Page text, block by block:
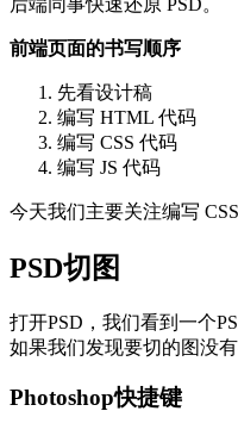
前端页面的书写顺序
先看设计稿
编写 HTML 代码
编写 CSS 代码
编写 JS 代码
今天我们主要关注编写
PSD切图
打开PSD，我们看到一个
如果我们发现要切的图没
Photoshop快捷键